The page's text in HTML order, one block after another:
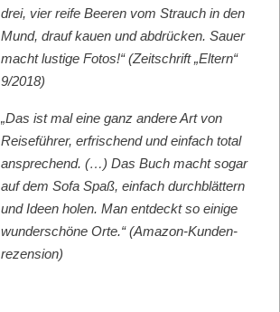
drei, vier reife Beeren vom Strauch in den
Mund, drauf kauen und abdrück­en. Sauer
macht lustige Fotos!“ (Zeitschrift „Eltern“
9/2018)
„Das ist mal eine ganz andere Art von
Reise­führer, erfrischend und ein­fach total
ansprechend. (…) Das Buch macht sog­ar
auf dem Sofa Spaß, ein­fach durch­blät­tern
und Ideen holen. Man ent­deckt so einige
wun­der­schöne Orte.“ (Ama­zon-Kun­den­
rezen­sion)